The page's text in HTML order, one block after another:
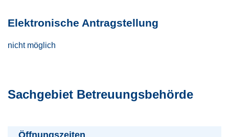
Elektronische Antragstellung
nicht möglich
Sachgebiet Betreuungsbehörde
Öffnungszeiten